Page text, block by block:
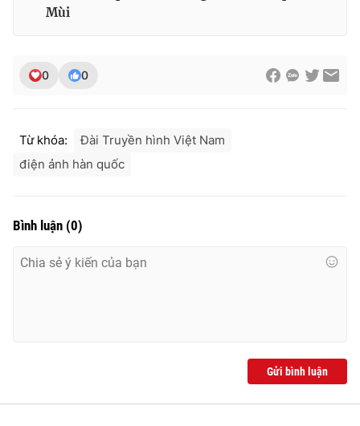
Mùi
0 0
Từ khóa:
Đài Truyền hình Việt Nam
điện ảnh hàn quốc
Bình luận (0)
Gửi bình luận